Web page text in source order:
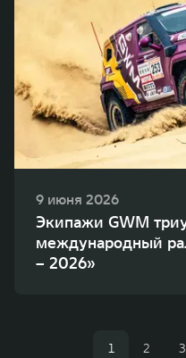
9 июня 2026
Экипажи GWM
международный
– 2026»
1 2 3